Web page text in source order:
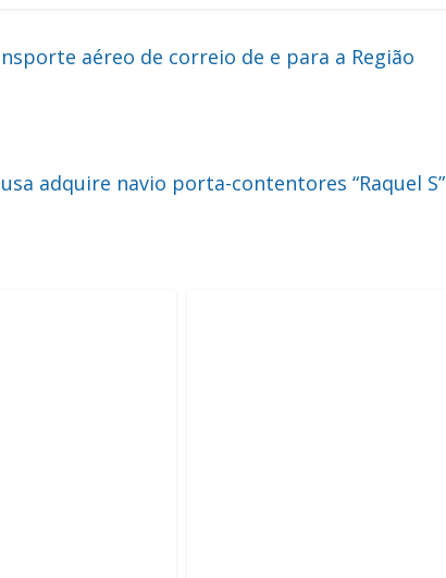
aéreo de correio de e para a Região
adquire navio porta-contentores “Raquel S”